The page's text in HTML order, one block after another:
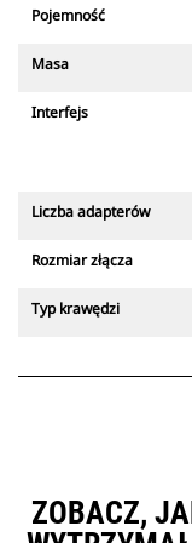
Pojemność
Masa
Interfejs
Liczba adapterów
Rozmiar złącza
Typ krawędzi
ZOBACZ,